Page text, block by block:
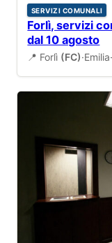
SERVIZI COMUNALI
Forlì, servizi
dal 10 agosto
📍 Forlì (FC)·